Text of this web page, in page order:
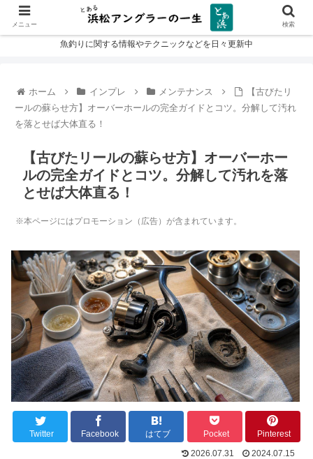
魚釣りに関する情報やテクニックなどを日々更新中
ホーム インプレ メンテナンス
【古びたリ
ールの蘇らせ方】オーバーホールの完全ガイドとコツ。分解して汚れ
を落とせば大体直る！
【古びたリールの蘇らせ方】オーバーホー
ルの完全ガイドとコツ。分解して汚れを落
とせば大体直る！
※本ページにはプロモーション（広告）が含まれています。
Twitter Facebook はてブ Pocket
Pinterest
2026.07.31
2024.07.15
メニュー 検索